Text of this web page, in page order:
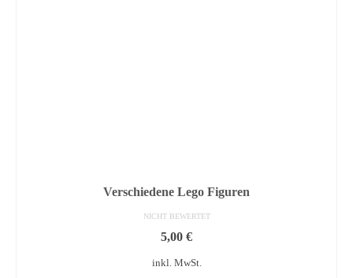
Verschiedene Lego Figuren
NICHT BEWERTET
5,00 €
inkl. MwSt.